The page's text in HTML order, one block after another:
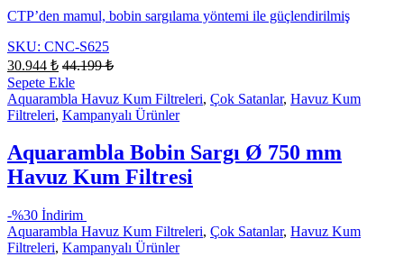
CTP’den mamul, bobin sargılama yöntemi ile güçlendirilmiş
SKU: CNC-S625
30.944 ₺ 44.199₺
Sepete Ekle
Aquarambla Havuz Kum Filtreleri, Çok Satanlar, Havuz Kum
Filtreleri, Kampanyalı Ürünler
Aquarambla Bobin Sargı Ø 750 mm
Havuz Kum Filtresi
-%30 İndirim
Aquarambla Havuz Kum Filtreleri, Çok Satanlar, Havuz Kum
Filtreleri, Kampanyalı Ürünler